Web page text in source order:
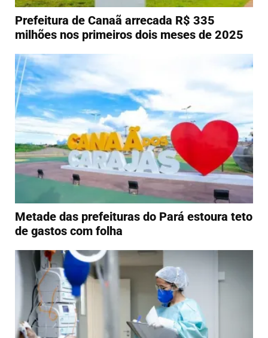
Prefeitura de Canaã arrecada R$ 335
milhões nos primeiros dois meses de 2025
Metade das prefeituras do Pará estoura teto
de gastos com folha